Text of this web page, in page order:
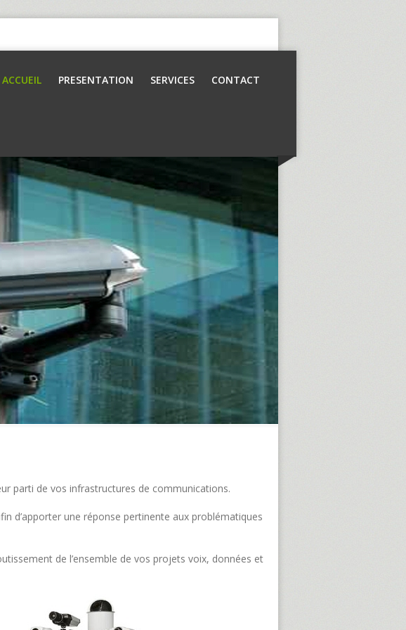
ACCUEIL PRESENTATION SERVICES CONTACT
parti de vos infrastructures de communications.
d’apporter une réponse pertinente aux problématiques
de l’ensemble de vos projets voix, données et